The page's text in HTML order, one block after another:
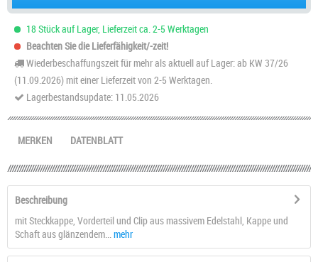
18 Stück auf Lager, Lieferzeit ca. 2-5 Werktagen
Beachten Sie die Lieferfähigkeit/-zeit!
Wiederbeschaffungszeit für mehr als aktuell auf Lager: ab KW 37/26
(11.09.2026) mit einer Lieferzeit von 2-5 Werktagen.
Lagerbestandsupdate: 11.05.2026
DATENBLATT
MERKEN
Beschreibung
mit Steckkappe, Vorderteil und Clip aus massivem Edelstahl, Kappe und
Schaft aus glänzendem...
mehr